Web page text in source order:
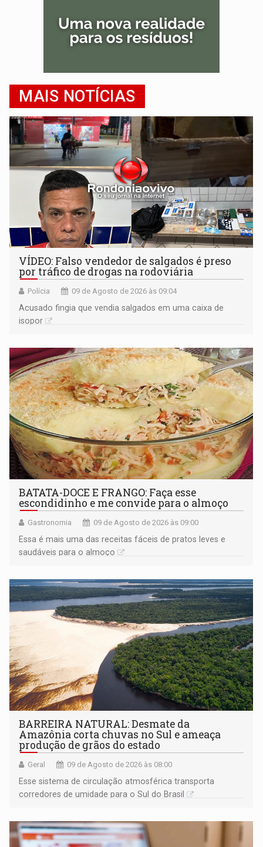
MAIS NOTÍCIAS
VÍDEO: Falso vendedor de salgados é preso
por tráfico de drogas na rodoviária
Polícia 09 de Agosto de 2026 às 09:04
Acusado fingia que vendia salgados em uma caixa de
isopor
BATATA-DOCE E FRANGO: Faça esse
escondidinho e me convide para o almoço
Gastronomia 09 de Agosto de 2026 às 09:00
Essa é mais uma das receitas fáceis de pratos leves e
saudáveis para o almoço
BARREIRA NATURAL: Desmate da
Amazônia corta chuvas no Sul e ameaça
produção de grãos do estado
Geral 09 de Agosto de 2026 às 08:00
Esse sistema de circulação atmosférica transporta
corredores de umidade para o Sul do Brasil